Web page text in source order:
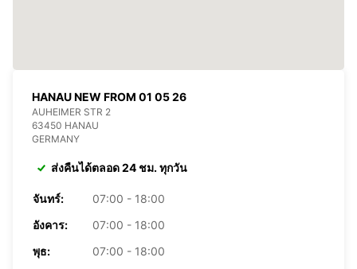
HANAU NEW FROM 01 05 26
AUHEIMER STR 2
63450 HANAU
GERMANY
ส่งคืนได้ตลอด 24 ชม. ทุกวัน
จันทร์:
07:00 - 18:00
อังคาร:
07:00 - 18:00
พุธ:
07:00 - 18:00